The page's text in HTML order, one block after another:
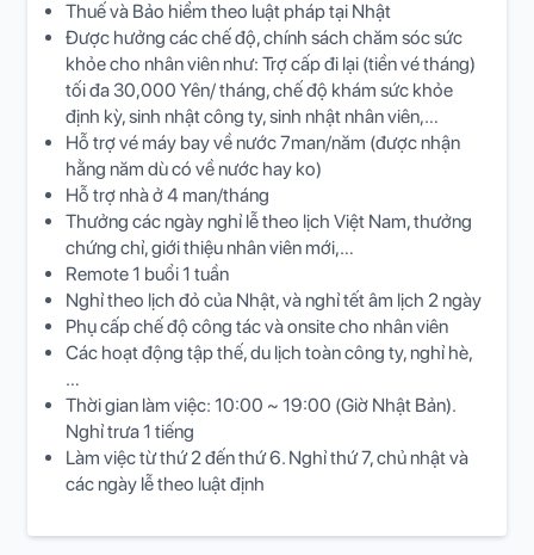
Thuế và Bảo hiểm theo luật pháp tại Nhật
Được hưởng các chế độ, chính sách chăm sóc sức
khỏe cho nhân viên như: Trợ cấp đi lại (tiền vé tháng)
tối đa 30,000 Yên/ tháng, chế độ khám sức khỏe
định kỳ, sinh nhật công ty, sinh nhật nhân viên,…
Hỗ trợ vé máy bay về nước 7man/năm (được nhận
hằng năm dù có về nước hay ko)
Hỗ trợ nhà ở 4 man/tháng
Thưởng các ngày nghỉ lễ theo lịch Việt Nam, thưởng
chứng chỉ, giới thiệu nhân viên mới,…
Remote 1 buổi 1 tuần
Nghỉ theo lịch đỏ của Nhật, và nghỉ tết âm lịch 2 ngày
Phụ cấp chế độ công tác và onsite cho nhân viên
Các hoạt động tập thế, du lịch toàn công ty, nghỉ hè,
…
Thời gian làm việc: 10:00 ~ 19:00 (Giờ Nhật Bản).
Nghỉ trưa 1 tiếng
Làm việc từ thứ 2 đến thứ 6. Nghỉ thứ 7, chủ nhật và
các ngày lễ theo luật định